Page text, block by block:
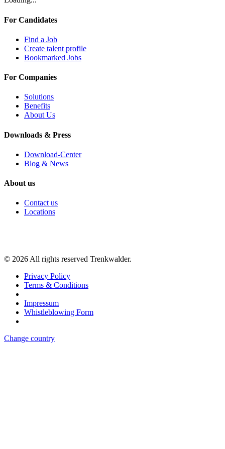
For Candidates
Find a Job
Create talent profile
Bookmarked Jobs
For Companies
Solutions
Benefits
About Us
Downloads & Press
Download-Center
Blog & News
About us
Contact us
Locations
© 2026 All rights reserved Trenkwalder.
Privacy Policy
Terms & Conditions
Impressum
Whistleblowing Form
Change country